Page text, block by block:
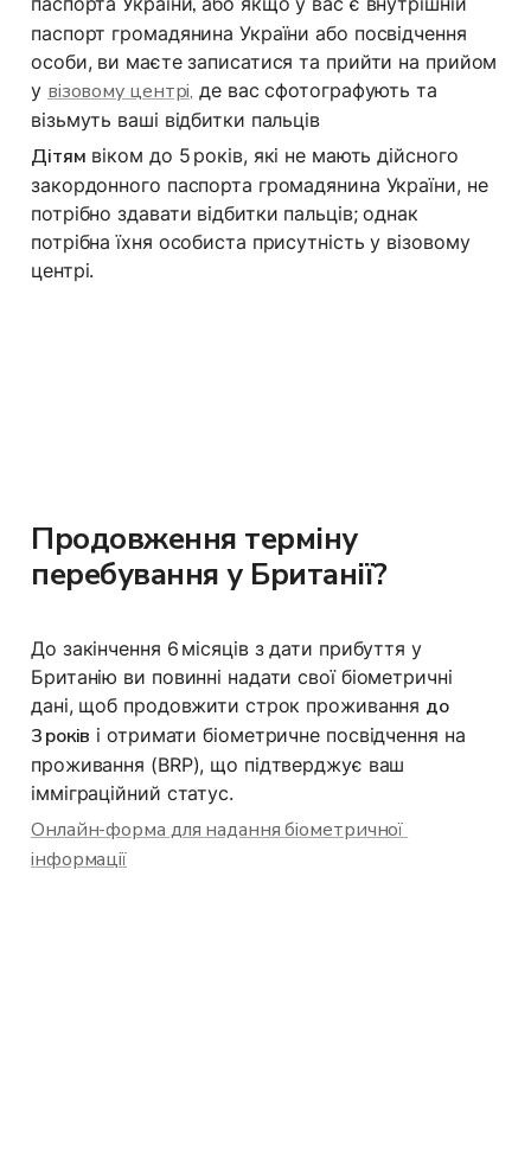
паспорт громадянина України або посвідчення
особи, ви маєте записатися та прийти на прийом
у візовому центрі, де вас сфотографують та
візьмуть ваші відбитки пальців
Дітям віком до 5 років, які не мають дійсного
закордонного паспорта громадянина України, не
потрібно здавати відбитки пальців; однак
потрібна їхня особиста присутність у візовому
центрі.
Продовження терміну
перебування у Британії?
До закінчення 6 місяців з дати прибуття у
Британію ви повинні надати свої біометричні
дані, щоб продовжити строк проживання до
3 років і отримати біометричне посвідчення на
проживання (BRP), що підтверджує ваш
імміграційний статус.
Онлайн-форма для надання біометричної
інформації